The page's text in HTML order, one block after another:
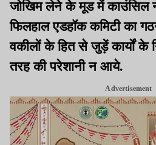
जोखिम लेने के मूड में काउंसिल
फिलहाल एडहॉक कमिटी का
वकीलों के हित से जुड़ें कार्यों के
तरह की परेशानी न आये.
Advertisement